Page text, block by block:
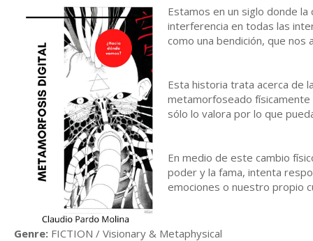
Estamos en un siglo donde
interferencia en todas las
como una bendición, que
Esta historia trata acerca de
metamorfoseado físicamente
sólo lo valora por lo que
En medio de este cambio
poder y la fama, intenta
emociones o nuestro propio
Genre: FICTION / Visionary & Metaphysical